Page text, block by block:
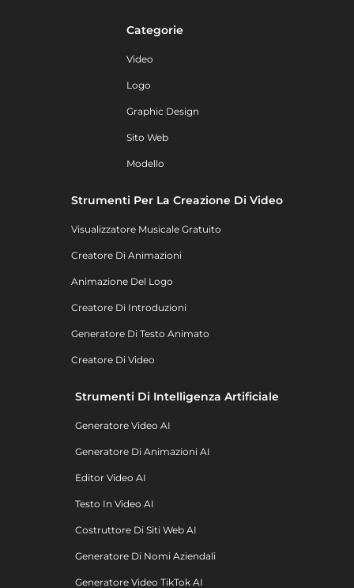
Categorie
Video
Logo
Graphic Design
Sito Web
Modello
Strumenti Per La Creazione Di Video
Visualizzatore Musicale Gratuito
Creatore Di Animazioni
Animazione Del Logo
Creatore Di Introduzioni
Generatore Di Testo Animato
Creatore Di Video
Strumenti Di Intelligenza Artificiale
Generatore Video AI
Generatore Di Animazioni AI
Editor Video AI
Testo In Video AI
Costruttore Di Siti Web AI
Generatore Di Nomi Aziendali
Generatore Video TikTok AI